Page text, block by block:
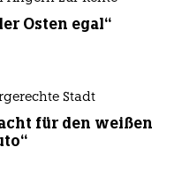
Osten egal“
Stadt
für den weißen